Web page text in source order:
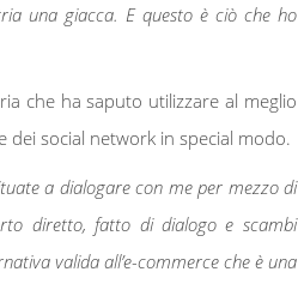
una giacca. E questo è ciò che ho
che ha saputo utilizzare al meglio
dei social network in special modo.
a dialogare con me per mezzo di
diretto, fatto di dialogo e scambi
valida all’e-commerce che è una